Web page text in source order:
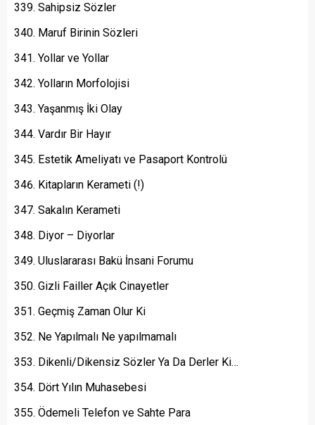
Sahipsiz Sözler
Maruf Birinin Sözleri
Yollar ve Yollar
Yolların Morfolojisi
Yaşanmış İki Olay
Vardır Bir Hayır
Estetik Ameliyatı ve Pasaport Kontrolü
Kitapların Kerameti (!)
Sakalın Kerameti
Diyor – Diyorlar
Uluslararası Bakü İnsani Forumu
Gizli Failler Açık Cinayetler
Geçmiş Zaman Olur Ki
Ne Yapılmalı Ne yapılmamalı
Dikenli/Dikensiz Sözler Ya Da Derler Ki…
Dört Yılın Muhasebesi
Ödemeli Telefon ve Sahte Para